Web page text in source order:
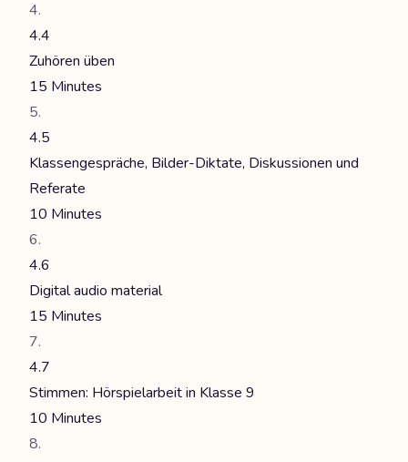
4.4
Zuhören üben
15 Minutes
4.5
Klassengespräche, Bilder-Diktate, Diskussionen und
Referate
10 Minutes
4.6
Digital audio material
15 Minutes
4.7
Stimmen: Hörspielarbeit in Klasse 9
10 Minutes